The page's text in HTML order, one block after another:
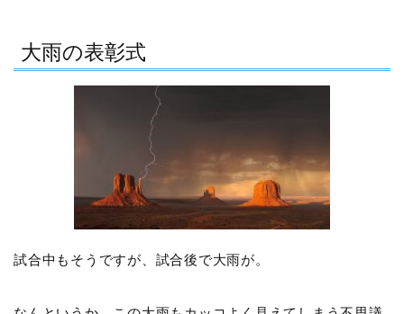
大雨の表彰式
試合中もそうですが、試合後で大雨が。